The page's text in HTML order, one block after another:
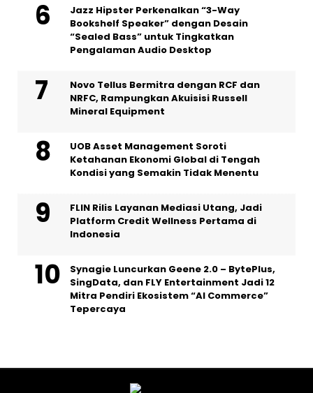
Jazz Hipster Perkenalkan “3-Way
Bookshelf Speaker” dengan Desain
“Sealed Bass” untuk Tingkatkan
Pengalaman Audio Desktop
Novo Tellus Bermitra dengan RCF dan
NRFC, Rampungkan Akuisisi Russell
Mineral Equipment
UOB Asset Management Soroti
Ketahanan Ekonomi Global di Tengah
Kondisi yang Semakin Tidak Menentu
FLIN Rilis Layanan Mediasi Utang, Jadi
Platform Credit Wellness Pertama di
Indonesia
Synagie Luncurkan Geene 2.0 – BytePlus,
SingData, dan FLY Entertainment Jadi 12
Mitra Pendiri Ekosistem “AI Commerce”
Tepercaya